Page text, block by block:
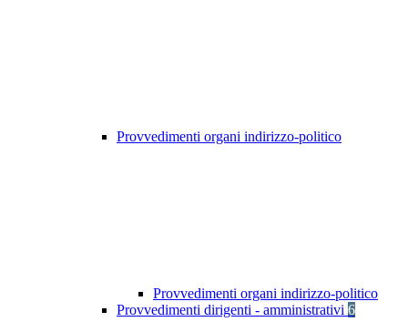
Provvedimenti organi indirizzo-politico
Provvedimenti organi indirizzo-politico
Provvedimenti dirigenti - amministrativi 6